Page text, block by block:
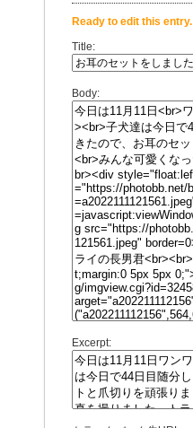
Ready to edit this entry.
Title:
Body:
Excerpt: